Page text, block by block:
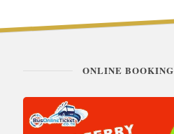
ONLINE BOOKING